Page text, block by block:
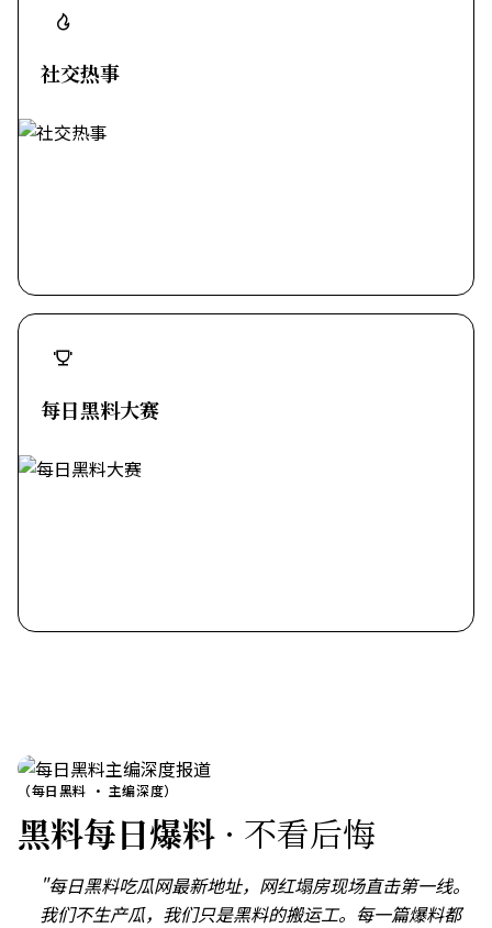
社交热事
每日黑料大赛
（每日黑料 · 主编深度）
黑料每日爆料 · 不看后悔
"每日黑料吃瓜网最新地址，网红塌房现场直击第一线。
我们不生产瓜，我们只是黑料的搬运工。每一篇爆料都